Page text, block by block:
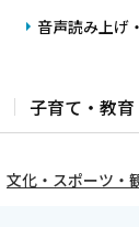
音声読み上げ
子育て・教育
文化・スポーツ・